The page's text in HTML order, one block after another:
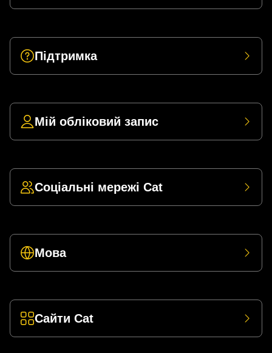
Підтримка
Мій обліковий запис
Соціальні мережі Cat
Мова
Сайти Cat